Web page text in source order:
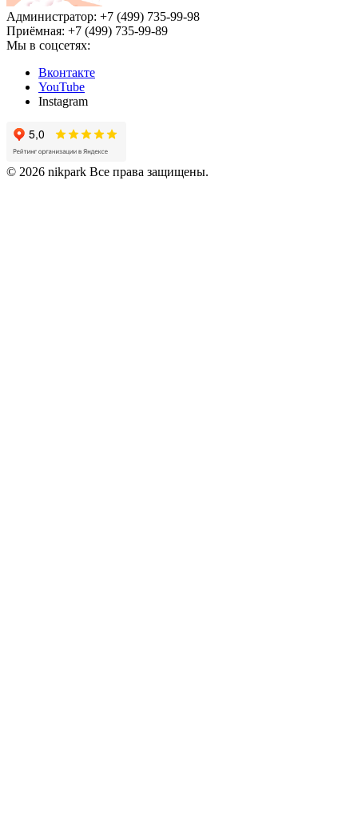
Администратор: +7 (499) 735-99-98
Приёмная: +7 (499) 735-99-89
Мы в соцсетях:
Вконтакте
YouTube
Instagram
© 2026 nikpark Все права защищены.